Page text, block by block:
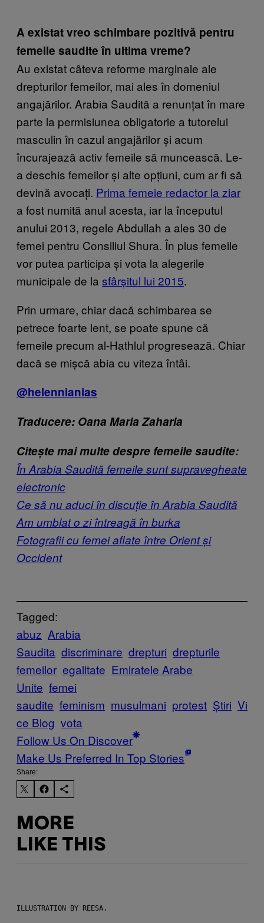
A existat vreo schimbare pozitivă pentru
femeile saudite în ultima vreme?
Au existat câteva reforme marginale ale
drepturilor femeilor, mai ales în domeniul
angajărilor. Arabia Saudită a renunțat în mare
parte la permisiunea obligatorie a tutorelui
masculin în cazul angajărilor și acum
încurajează activ femeile să muncească. Le-
a deschis femeilor și alte opțiuni, cum ar fi să
devină avocați. Prim​a femeie redactor la ziar
a fost numită anul acesta, iar la începutul
anului 2013, regele Abdullah a ales 30 de
femei pentru Consiliul Shura. În plus femeile
vor putea participa și vota la alegerile
municipale de la sfâr​șitul lui 2015.
Prin urmare, chiar dacă schimbarea se
petrece foarte lent, se poate spune că
femeile precum al-Hathlul progresează. Chiar
dacă se mișcă abia cu viteza întâi.
@helennianias
Traducere: Oana Maria Zaharia
Citește mai multe despre femeile saudite:
În Arabia Saudită femeile sunt supra​vegheate
electronic
Ce să nu aduci în discuți​e în Arabia Saudită
Am umblat o zi înt​reagă în burka
Fotografii cu femei aflate între ​Orient și
Occident
Tagged:
abuz Arabia
Saudita discriminare drepturi drepturile
femeilor egalitate Emiratele Arabe
Unite femei
saudite feminism musulmani protest Știri Vi
ce Blog vota
Follow Us On Discover
Make Us Preferred In Top Stories
Share:
MORE
LIKE THIS
ILLUSTRATION BY REESA.